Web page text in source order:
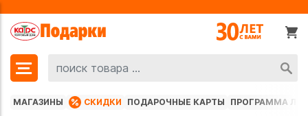
МАГАЗИНЫ СКИДКИ ПОДАРОЧНЫЕ КАРТЫ ПРОГРАММА